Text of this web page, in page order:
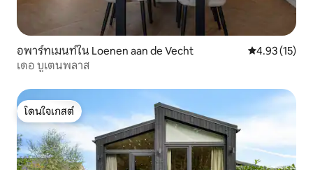
อพาร์ทเมนท์ใน Loenen aan de Vecht คะแนนเฉลี่ย
4.93 (15)
เดอ บูเตนพลาส
โดนใจเกสต์
โดนใจเกสต์